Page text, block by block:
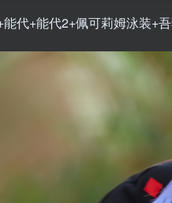
代+能代2+佩可莉姆泳装+